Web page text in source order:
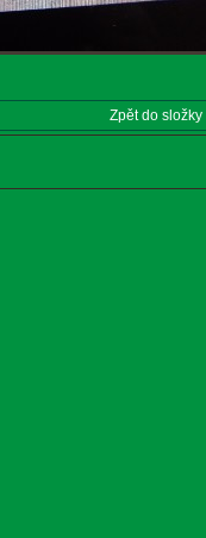
Zpět do složky